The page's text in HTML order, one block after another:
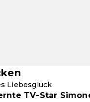
Liebesglück
TV-Star